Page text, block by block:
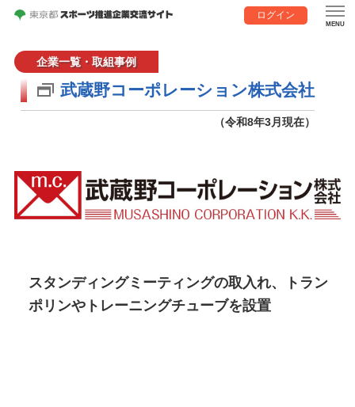
ログイン
企業一覧・取組事例
武蔵野コーポレーション株式会社
（令和8年3月現在）
スタンディングミーティングの取入れ、トラン
ポリンやトレーニングチューブを設置